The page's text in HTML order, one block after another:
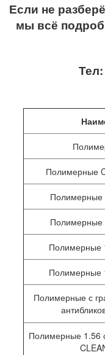
Если не
мы всё
Тел:
Полимерные
Полимерные
Полимерные
Полимерные
Полимерные
Полимерные с
Полимерные 1.56